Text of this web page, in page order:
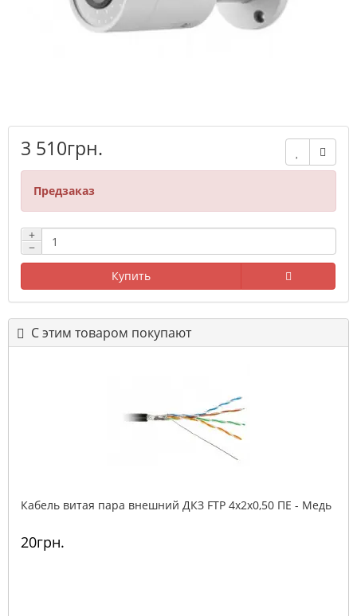
3 510грн.
Предзаказ
+
−
Купить
С этим товаром покупают
Кабель витая пара внешний ДКЗ FTP 4x2x0,50 ПE - Медь
20грн.